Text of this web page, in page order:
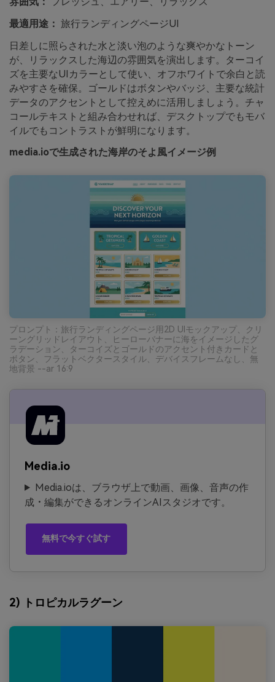
最適用途： 旅行ランディングページUI
日差しに照らされた水と淡い泡のような爽やかなトーン
が、リラックスした海辺の雰囲気を演出します。ターコイ
ズを主要なUIカラーとして使い、オフホワイトで余白と読
みやすさを確保。ゴールドはボタンやバッジ、主要な統計
データのアクセントとして控えめに活用しましょう。チャ
コールテキストと組み合わせれば、デスクトップでもモバ
イルでもコントラストが鮮明になります。
media.ioで生成された海岸のそよ風イメージ例
プロンプト：旅行ランディングページ用2D UIモックアップ、クリ
ーングリッドレイアウト、ヒーローバナーに海をイメージしたグ
ラデーション、ターコイズとゴールドのアクセント付きカードと
ボタン、フラットベクタースタイル、デバイスフレームなし、無
地背景 --ar 16:9
Media.io
Media.ioは、ブラウザ上で動画、画像、音声の作
成・編集ができるオンラインAIスタジオです。
無料で今すぐ試す
2) トロピカルラグーン